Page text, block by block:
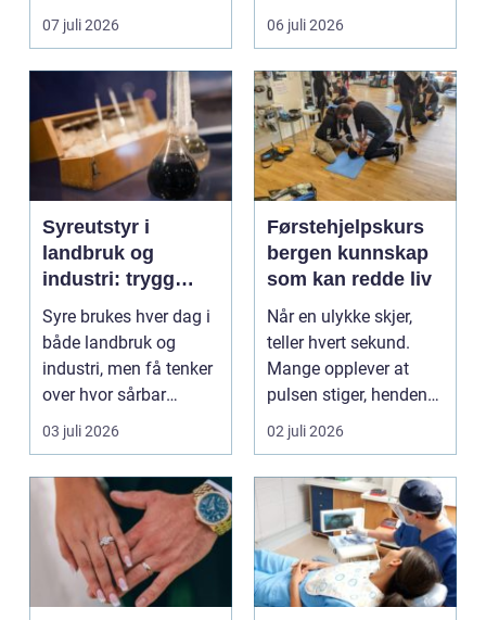
07 juli 2026
at det å ta bå...
06 juli 2026
Syreutstyr i
landbruk og
industri: trygg
håndtering og
smart investering
Syre brukes hver dag i
både landbruk og
industri, men få tenker
over hvor sårbar
driften blir når no...
03 juli 2026
Førstehjelpskurs
bergen kunnskap
som kan redde liv
Når en ulykke skjer,
teller hvert sekund.
Mange opplever at
pulsen stiger, hendene
skjelver og hodet...
02 juli 2026